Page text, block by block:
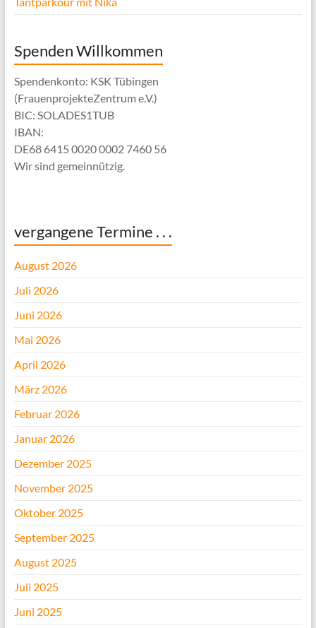
Spenden Willkommen
Spendenkonto: KSK Tübingen
(FrauenprojekteZentrum e.V.)
BIC: SOLADES1TUB
IBAN:
DE68 6415 0020 0002 7460 56
Wir sind gemeinnützig.
vergangene Termine . . .
August 2026
Juli 2026
Juni 2026
Mai 2026
April 2026
März 2026
Februar 2026
Januar 2026
Dezember 2025
November 2025
Oktober 2025
September 2025
August 2025
Juli 2025
Juni 2025